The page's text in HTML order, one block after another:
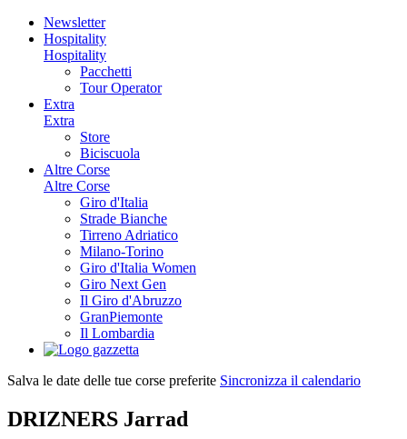
Newsletter
Hospitality
Hospitality
Pacchetti
Tour Operator
Extra
Extra
Store
Biciscuola
Altre Corse
Altre Corse
Giro d'Italia
Strade Bianche
Tirreno Adriatico
Milano-Torino
Giro d'Italia Women
Giro Next Gen
Il Giro d'Abruzzo
GranPiemonte
Il Lombardia
Salva le date delle tue corse preferite Sincronizza il calendario
DRIZNERS Jarrad